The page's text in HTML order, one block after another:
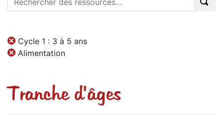
Cycle 1 : 3 à 5 ans
Alimentation
Tranche d'âges